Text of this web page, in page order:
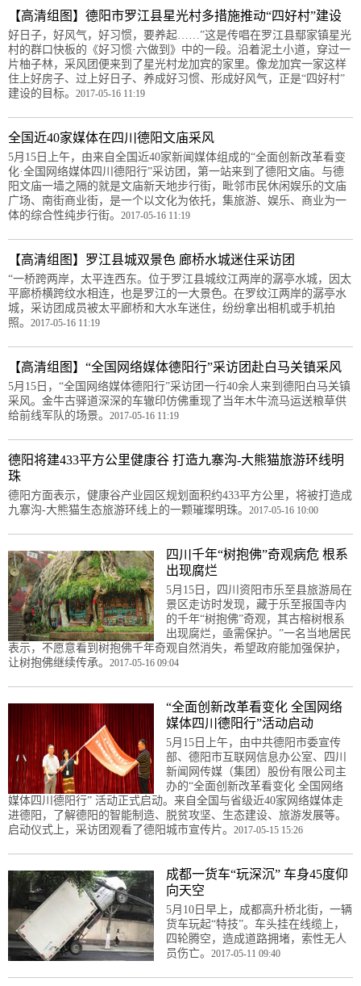
【高清组图】德阳市罗江县星光村多措施推动“四好村”建设
好日子，好风气，好习惯，要养起……”这是传唱在罗江县鄢家镇星光
村的群口快板的《好习惯·六做到》中的一段。沿着泥土小道，穿过一
片柚子林，采风团便来到了星光村龙加宾的家里。像龙加宾一家这样
住上好房子、过上好日子、养成好习惯、形成好风气，正是“四好村”
建设的目标。 2017-05-16 11:19
全国近40家媒体在四川德阳文庙采风
5月15日上午，由来自全国近40家新闻媒体组成的“全面创新改革看变
化·全国网络媒体四川德阳行”采访团，第一站来到了德阳文庙。与德
阳文庙一墙之隔的就是文庙新天地步行街，毗邻市民休闲娱乐的文庙
广场、南街商业街，是一个以文化为依托，集旅游、娱乐、商业为一
体的综合性纯步行街。 2017-05-16 11:19
【高清组图】罗江县城双景色 廊桥水城迷住采访团
“一桥跨两岸，太平连西东。位于罗江县城纹江两岸的潺亭水城，因太
平廊桥横跨纹水相连，也是罗江的一大景色。在罗纹江两岸的潺亭水
城，采访团成员被太平廊桥和大水车迷住，纷纷拿出相机或手机拍
照。 2017-05-16 11:19
【高清组图】“全国网络媒体德阳行”采访团赴白马关镇采风
5月15日，“全国网络媒体德阳行”采访团一行40余人来到德阳白马关镇
采风。金牛古驿道深深的车辙印仿佛重现了当年木牛流马运送粮草供
给前线军队的场景。 2017-05-16 11:19
德阳将建433平方公里健康谷 打造九寨沟-大熊猫旅游环线明
珠
德阳方面表示，健康谷产业园区规划面积约433平方公里，将被打造成
九寨沟-大熊猫生态旅游环线上的一颗璀璨明珠。 2017-05-16 10:00
四川千年“树抱佛”奇观病危 根系
出现腐烂
5月15日，四川资阳市乐至县旅游局在
景区走访时发现，藏于乐至报国寺内
的千年“树抱佛”奇观，其古榕树根系
出现腐烂，亟需保护。”一名当地居民
表示，不愿意看到树抱佛千年奇观自然消失，希望政府能加强保护，
让树抱佛继续传承。 2017-05-16 09:04
“全面创新改革看变化 全国网络
媒体四川德阳行”活动启动
5月15日上午，由中共德阳市委宣传
部、德阳市互联网信息办公室、四川
新闻网传媒（集团）股份有限公司主
办的“全面创新改革看变化 全国网络
媒体四川德阳行” 活动正式启动。来自全国与省级近40家网络媒体走
进德阳，了解德阳的智能制造、脱贫攻坚、生态建设、旅游发展等。
启动仪式上，采访团观看了德阳城市宣传片。 2017-05-15 15:26
成都一货车“玩深沉” 车身45度仰
向天空
5月10日早上，成都高升桥北街，一辆
货车玩起“特技”。车头挂在线缆上，
四轮腾空，造成道路拥堵，索性无人
员伤亡。 2017-05-11 09:40